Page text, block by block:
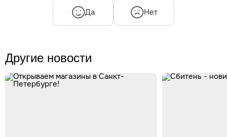
Да Нет
Другие новости